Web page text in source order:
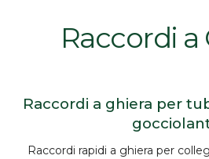
Raccordi a
Raccordi a ghiera per
Raccordi rapidi a ghiera per